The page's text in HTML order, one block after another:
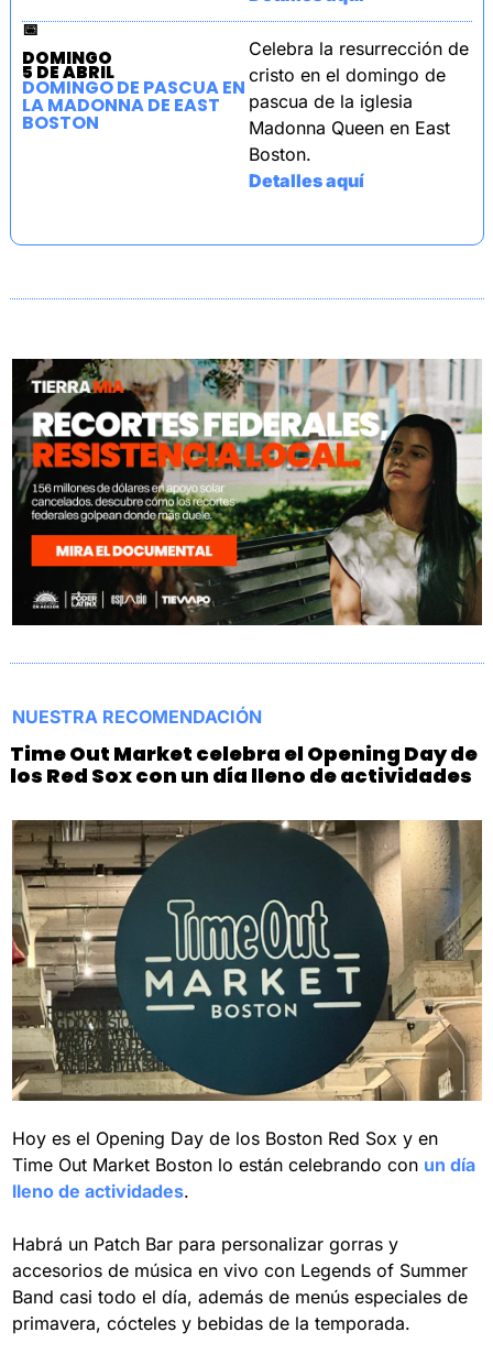
📅
DOMINGO
5 DE ABRIL
DOMINGO DE PASCUA EN
LA MADONNA DE EAST
BOSTON
Celebra la resurrección de
cristo en el domingo de
pascua de la iglesia
Madonna Queen en East
Boston.
Detalles aquí
NUESTRA RECOMENDACIÓN
Time Out Market celebra el Opening Day de
los Red Sox con un día lleno de actividades
Hoy es el Opening Day de los Boston Red Sox y en
Time Out Market Boston lo están celebrando con un día
lleno de actividades.
Habrá un Patch Bar para personalizar gorras y
accesorios de música en vivo con Legends of Summer
Band casi todo el día, además de menús especiales de
primavera, cócteles y bebidas de la temporada.